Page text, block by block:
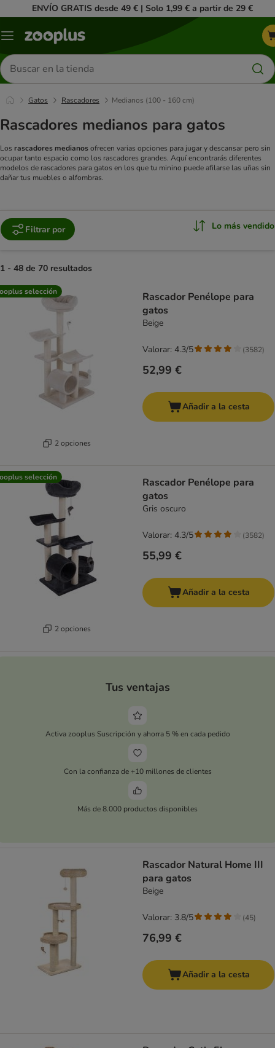
ENVÍO GRATIS desde 49 € | Solo 1,99 € a partir de 29 €
Menú
Buscar
productos
Gatos Rascadores Medianos (100 - 160 cm)
Rascadores medianos para gatos
Los rascadores medianosofrecen varias opciones para jugar y descansar pero sin
ocupar tanto espacio como los rascadores grandes. Aquí encontrarás diferentes
modelos de rascadores para gatos en los que tu minino puede afilarse las uñas sin
dañar tus muebles o alfombras.
Filtrar por Lo más vendido
1 - 48 de 70 resultados
product items have been changed
selección
2 opciones
Rascador Penélope para
gatos
Beige
52,99 €
Valorar: 4.3/5 (3582)
Añadir a la cesta
selección
2 opciones
Rascador Penélope para
gatos
Gris oscuro
55,99 €
Valorar: 4.3/5 (3582)
Añadir a la cesta
Tus ventajas
Activa zooplus Suscripción y ahorra 5 % en cada pedido
Con la confianza de +10 millones de clientes
Más de 8.000 productos disponibles
Rascador Natural Home III
para gatos
Beige
76,99 €
Valorar: 3.8/5 (45)
Añadir a la cesta